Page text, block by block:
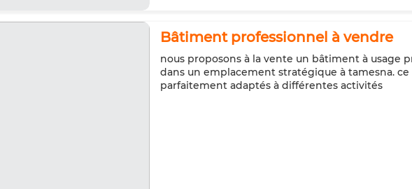
Bâtiment professionnel à vendre
nous proposons à la vente un bâtiment à usage
dans un emplacement stratégique à tamesna.
parfaitement adaptés à différentes activités